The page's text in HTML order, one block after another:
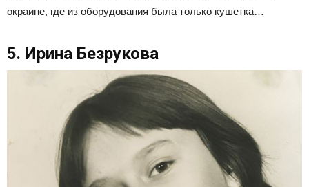
окраине, где из оборудования была только кушетка…
5. Ирина Безрукова